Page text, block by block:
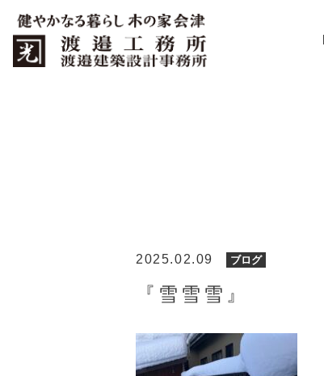
2025.02.09 ブログ
『雪雪雪』